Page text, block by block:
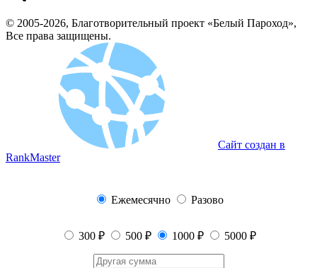
© 2005-2026, Благотворительный проект «Белый Пароход»,
Все права защищены.
Сайт создан в
RankMaster
Ежемесячно Разово
300 ₽ 500 ₽ 1000 ₽ 5000 ₽